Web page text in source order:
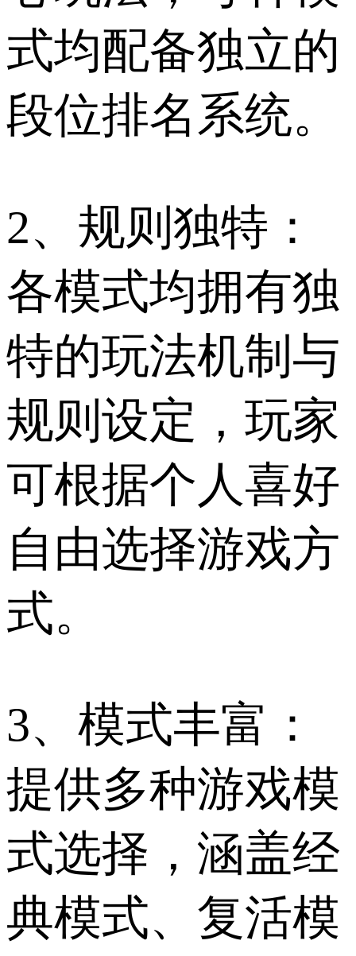
式均配备独立的
段位排名系统。
2、规则独特：
各模式均拥有独
特的玩法机制与
规则设定，玩家
可根据个人喜好
自由选择游戏方
式。
3、模式丰富：
提供多种游戏模
式选择，涵盖经
典模式、复活模